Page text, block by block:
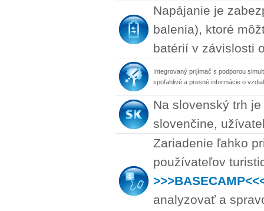
Napájanie je
balenia), ktoré
batérií v závislosti
Integrovaný prijímač s podporou
spoľahlivé a presné informácie o
Na slovenský trh
slovenčine,
Zariadenie ľahko
používateľov
analyzovať a